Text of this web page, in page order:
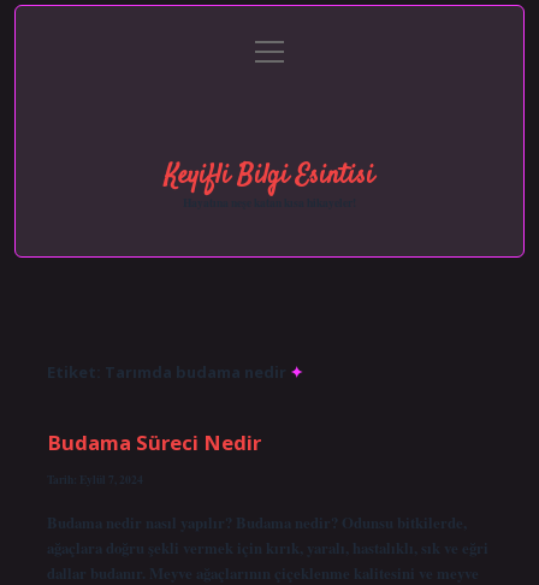
Gizlilik Politikası
menüyü
aç
Keyifli Bilgi Esintisi
Hayatına neşe katan kısa hikayeler!
Etiket: Tarımda budama nedir
Budama Süreci Nedir
Tarih: Eylül 7, 2024
Budama nedir nasıl yapılır? Budama nedir? Odunsu bitkilerde,
ağaçlara doğru şekli vermek için kırık, yaralı, hastalıklı, sık ve eğri
dallar budanır. Meyve ağaçlarının çiçeklenme kalitesini ve meyve